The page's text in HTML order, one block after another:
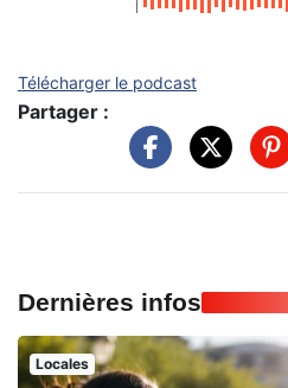
Télécharger le podcast
Partager :
Dernières infos
Locales